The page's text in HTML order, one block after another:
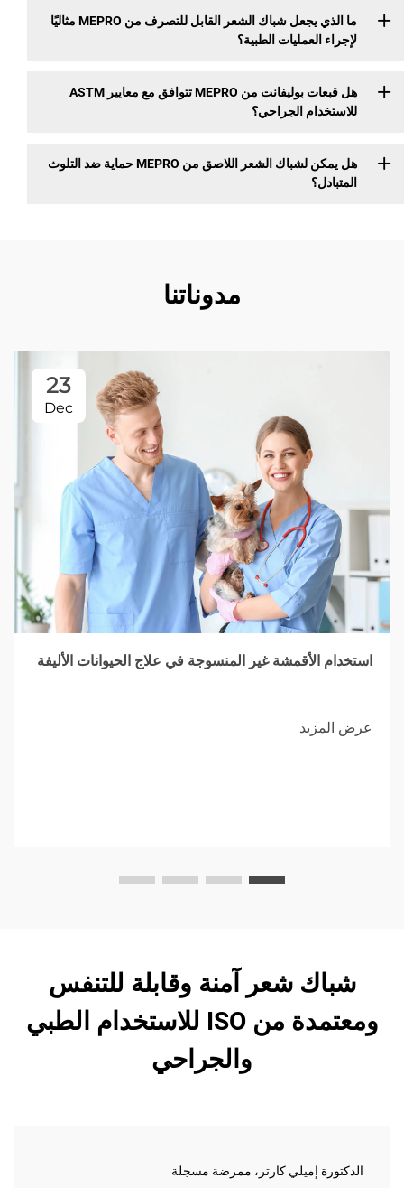
ما الذي يجعل شباك الشعر القابل للتصرف من MEPRO مثاليًا
لإجراء العمليات الطبية؟
هل قبعات بوليفانت من MEPRO تتوافق مع معايير ASTM
للاستخدام الجراحي؟
هل يمكن لشباك الشعر اللاصق من MEPRO حماية ضد التلوث
المتبادل؟
مدوناتنا
23
Dec
استخدام الأقمشة غير المنسوجة في علاج الحيوانات الأليفة
عرض المزيد
شباك شعر آمنة وقابلة للتنفس
ومعتمدة من ISO للاستخدام الطبي
والجراحي
الدكتورة إميلي كارتر، ممرضة مسجلة